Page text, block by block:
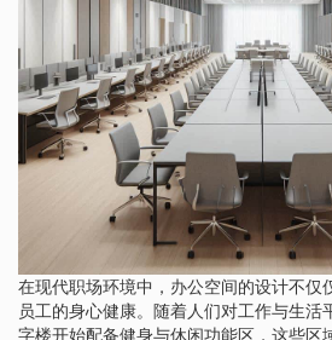
在现代职场环境中，办公空间的设计不仅
员工的身心健康。随着人们对工作与生活
字楼开始配备健身与休闲功能区，这些区